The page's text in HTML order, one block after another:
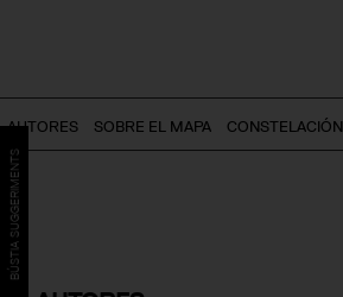
AUTORES SOBRE EL MAPA CONSTELACIÓN
BÚSTIA SUGGERIMENTS